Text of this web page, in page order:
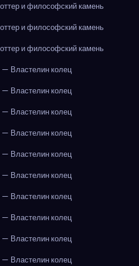
и философский камень
и философский камень
и философский камень
Властелин колец
Властелин колец
Властелин колец
Властелин колец
Властелин колец
Властелин колец
Властелин колец
Властелин колец
Властелин колец
Властелин колец